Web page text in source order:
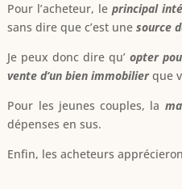
Pour l’acheteur, leprincipal
sans dire que c’est unesource
Je peux donc dire qu’opter
vente d‘un bien immobilierque
Pour les jeunes couples, la
dépenses en sus.
Enfin, les acheteurs